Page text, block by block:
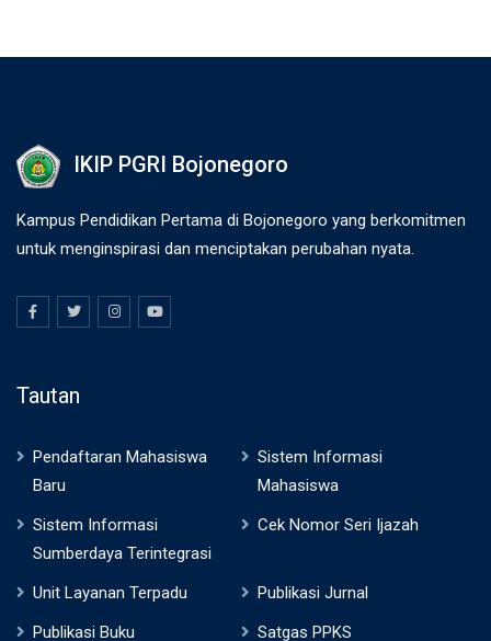
IKIP PGRI Bojonegoro
Kampus Pendidikan Pertama di Bojonegoro yang berkomitmen
untuk menginspirasi dan menciptakan perubahan nyata.
Tautan
Pendaftaran Mahasiswa
Baru
Sistem Informasi
Mahasiswa
Sistem Informasi
Sumberdaya Terintegrasi
Cek Nomor Seri Ijazah
Unit Layanan Terpadu
Publikasi Jurnal
Publikasi Buku
Satgas PPKS